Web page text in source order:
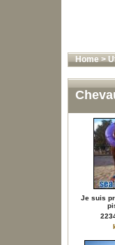
Home>
Je suis